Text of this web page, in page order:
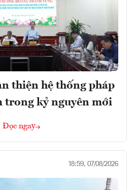
thiện hệ thống pháp
trong kỷ nguyên mới
Đọc ngay
18:59, 07/08/2026